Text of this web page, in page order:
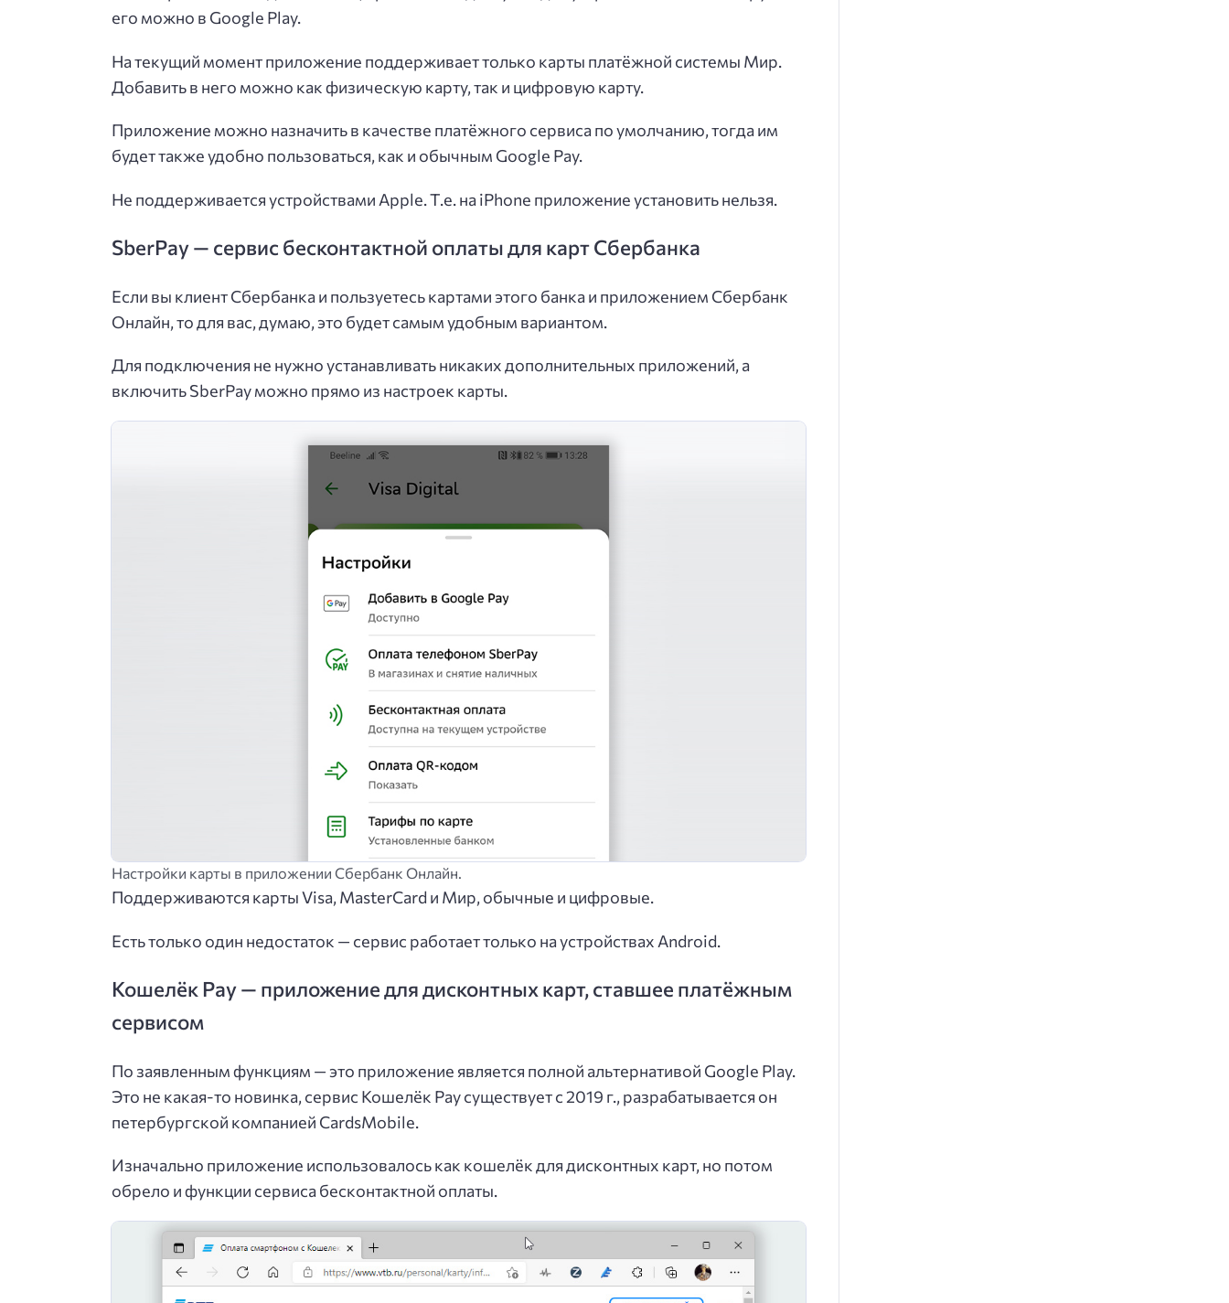
его можно в Google Play.
На текущий момент приложение поддерживает только карты платёжной системы Мир.
Добавить в него можно как физическую карту, так и цифровую карту.
Приложение можно назначить в качестве платёжного сервиса по умолчанию, тогда им
будет также удобно пользоваться, как и обычным Google Pay.
Не поддерживается устройствами Apple. Т.е. на iPhone приложение установить нельзя.
SberPay — сервис бесконтактной оплаты для карт Сбербанка
Если вы клиент Сбербанка и пользуетесь картами этого банка и приложением Сбербанк
Онлайн, то для вас, думаю, это будет самым удобным вариантом.
Для подключения не нужно устанавливать никаких дополнительных приложений, а
включить SberPay можно прямо из настроек карты.
Настройки карты в приложении Сбербанк Онлайн.
Поддерживаются карты Visa, MasterCard и Мир, обычные и цифровые.
Есть только один недостаток — сервис работает только на устройствах Android.
Кошелёк Pay — приложение для дисконтных карт, ставшее платёжным
сервисом
По заявленным функциям — это приложение является полной альтернативой Google Play.
Это не какая-то новинка, сервис Кошелёк Pay существует с 2019 г., разрабатывается он
петербургской компанией CardsMobile.
Изначально приложение использовалось как кошелёк для дисконтных карт, но потом
обрело и функции сервиса бесконтактной оплаты.